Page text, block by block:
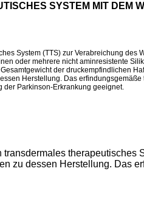
SYSTEM MIT DEM
System (TTS) zur Verabreichung des
oder mehrere nicht aminresistente
der druckempfindlichen
Herstellung. Das erfindungsgemäße
der Parkinson-Erkrankung geeignet.
zu dessen Herstellung. Das